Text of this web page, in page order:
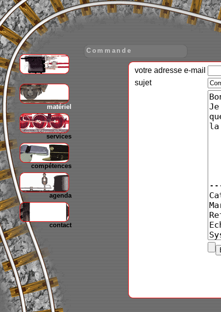
matériel
services
compétences
agenda
contact
Commande
votre adresse e-mail
sujet